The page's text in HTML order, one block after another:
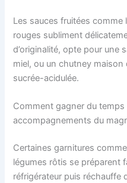
Les sauces fruitées comme
rouges subliment
d’originalité, opte pour une
miel, ou un chutney
sucrée-acidulée.
Comment gagner du
accompagnements du
Certaines garnitures
légumes rôtis se préparent
réfrigérateur puis réchauffe